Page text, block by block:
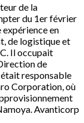
de la
du 1er février
expérience en
de logistique et
Il occupait
de
responsable
Corporation, où
Avanticorp